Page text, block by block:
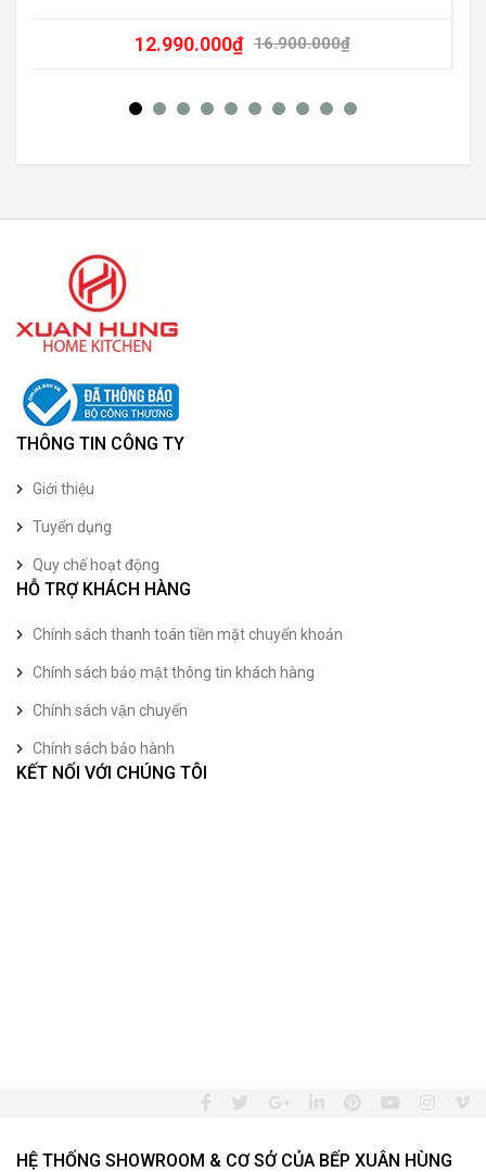
16.900.000₫
12.990.000₫
THÔNG TIN CÔNG TY
Giới thiệu
Tuyển dụng
Quy chế hoạt động
HỖ TRỢ KHÁCH HÀNG
Chính sách thanh toán tiền mặt chuyển khoản
Chính sách bảo mật thông tin khách hàng
Chính sách vận chuyển
Chính sách bảo hành
KẾT NỐI VỚI CHÚNG TÔI
HỆ THỐNG SHOWROOM & CƠ SỞ CỦA BẾP XUÂN HÙNG